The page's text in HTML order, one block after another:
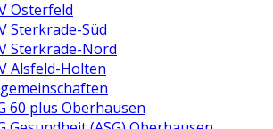
Osterfeld
Sterkrade-Süd
Sterkrade-Nord
Alsfeld-Holten
60 plus Oberhausen